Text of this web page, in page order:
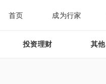
首页 成为行家
投资理财 其他